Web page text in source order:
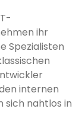
ihr
Spezialisten
internen
sich nahtlos in